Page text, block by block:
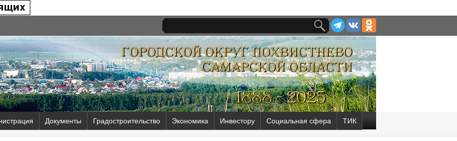
Документы Градостроительство Экономика Инвестору Социальная сфера ТИК